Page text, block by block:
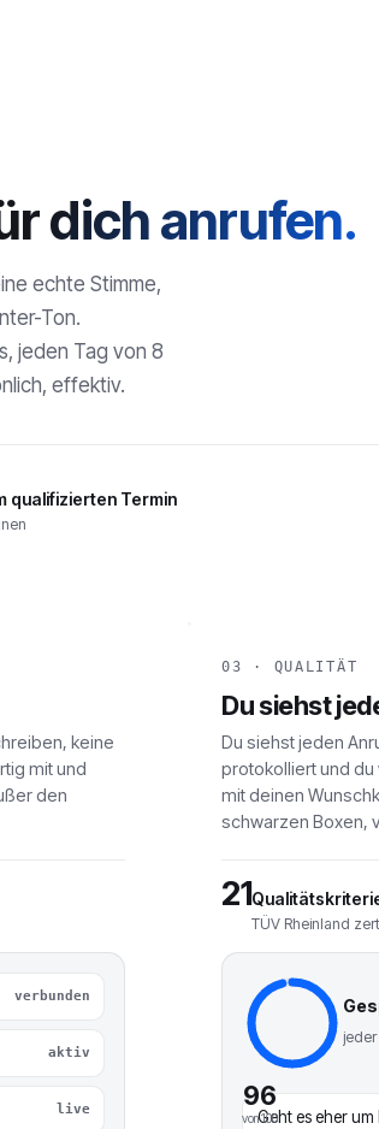
dich anrufen.
echte Stimme,
Ton.
jeden Tag von 8
effektiv.
qualifizierten Termin
keine
mit und
den
verbunden
aktiv
live
03 · QUALITÄT
Du siehst
Du siehst jeden
protokolliert und
mit deinen
schwarzen Boxen,
21
TÜV Rheinland
96
von 100Geht es eher